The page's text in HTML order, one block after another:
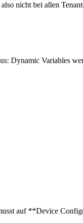
nicht bei allen
Dynamic Variables
auf **Device